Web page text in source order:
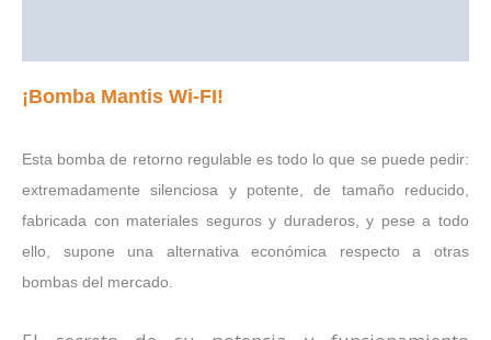
¡Bomba Mantis Wi-FI!
Esta bomba de retorno regulable es todo lo que se puede pedir:
extremadamente silenciosa y potente, de tamaño reducido,
fabricada con materiales seguros y duraderos, y pese a todo
ello, supone una alternativa económica respecto a otras
bombas del mercado.